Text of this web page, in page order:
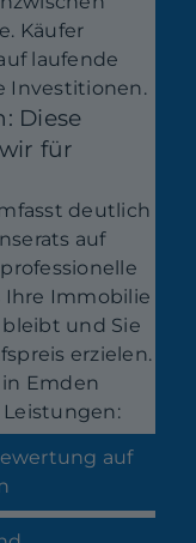
Käufer
laufende
Investitionen.
Diese
für
deutlich
auf
Ihre Immobilie
und Sie
erzielen.
Emden
auf